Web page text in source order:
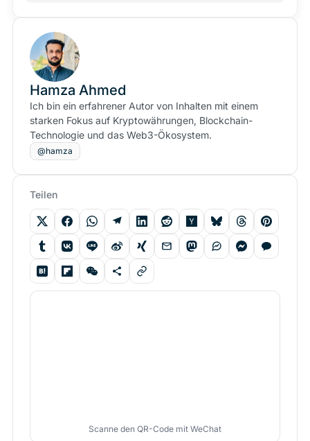
Hamza Ahmed
Ich bin ein erfahrener Autor von Inhalten mit einem
starken Fokus auf Kryptowährungen, Blockchain-
Technologie und das Web3-Ökosystem.
@hamza
Teilen
Scanne den QR-Code mit WeChat